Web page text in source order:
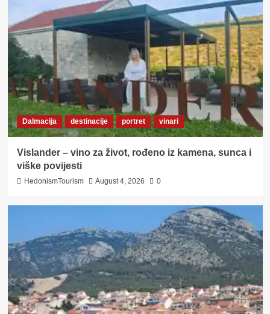
Dalmacija destinacije portret vinari
Vislander – vino za život, rođeno iz kamena, sunca i
viške povijesti
HedonismTourism August 4, 2026 0